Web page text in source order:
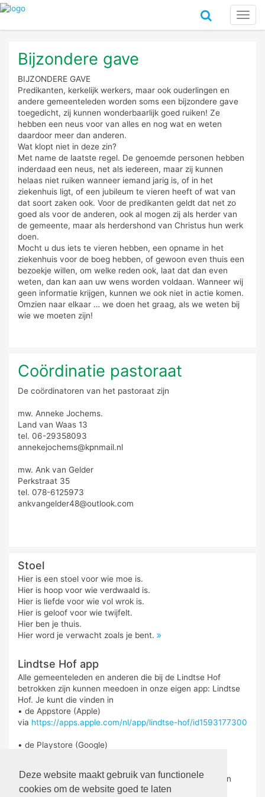
Deze website maakt gebruik van functionele
cookies om de website goed te laten
Bijzondere gave
BIJZONDERE GAVE
Predikanten, kerkelijk werkers, maar ook ouderlingen en
andere gemeenteleden worden soms een bijzondere gave
toegedicht, zij kunnen wonderbaarlijk goed ruiken! Ze
hebben een neus voor van alles en nog wat en weten
daardoor meer dan anderen.
Wat klopt niet in deze zin?
Met name de laatste regel. De genoemde personen hebben
inderdaad een neus, net als iedereen, maar zij kunnen
helaas niet ruiken wanneer iemand jarig is, of in het
ziekenhuis ligt, of een jubileum te vieren heeft of wat van
dat soort zaken ook. Voor de predikanten geldt dat net zo
goed als voor de anderen, ook al mogen zij als herder van
de gemeente, maar als herdershond van Christus hun werk
doen.
Mocht u dus iets te vieren hebben, een opname in het
ziekenhuis voor de boeg hebben, of gewoon even thuis een
bezoekje willen, om welke reden ook, laat dat dan even
weten, dan kan aan uw wens worden voldaan. Wanneer wij
geen informatie krijgen, kunnen we ook niet in actie komen.
Omzien naar elkaar … we doen het graag, als we weten bij
wie we moeten zijn!
Coördinatie pastoraat
De coördinatoren van het pastoraat zijn
mw. Anneke Jochems.
Land van Waas 13
tel. 06-29358093
annekejochems@kpnmail.nl
mw. Ank van Gelder
Perkstraat 35
tel. 078-6125973
ankvangelder48@outlook.com
Stoel
Hier is een stoel voor wie moe is.
Hier is hoop voor wie verdwaald is.
Hier is liefde voor wie vol wrok is.
Hier is geloof voor wie twijfelt.
Hier ben je thuis.
Hier word je verwacht zoals je bent.
Lindtse Hof app
Alle gemeenteleden en anderen die bij de Lindtse Hof
betrokken zijn kunnen meedoen in onze eigen app: Lindtse
Hof. Je kunt die vinden in
• de Appstore (Apple)
via https://apps.apple.com/nl/app/lindtse-hof/id1593177300
• de Playstore (Google)
De app is geschikt voor telefoon, maar ook voor iPad en
tablet.